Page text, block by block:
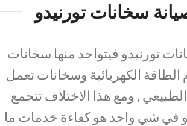
سخانات تورنيدو
تورنيدو فيتواجد منها سخانات
الكهربائية وسخانات تعمل
, ومع هذا الاختلاف تتجمع
في شي واحد هو كفاءة خدمات ما